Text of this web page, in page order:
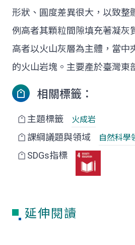
形狀、圓度差異很大，以致整
例高者其顆粒間隙填充著凝灰
高者以火山灰層為主體，當中
的火山岩塊。主要產於臺灣東
相關標籤：
主題標籤 火成岩
課綱議題與領域 自然科學
SDGs指標
延伸閱讀